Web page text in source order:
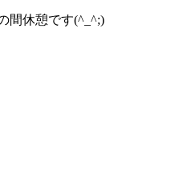
間休憩です(^_^;)